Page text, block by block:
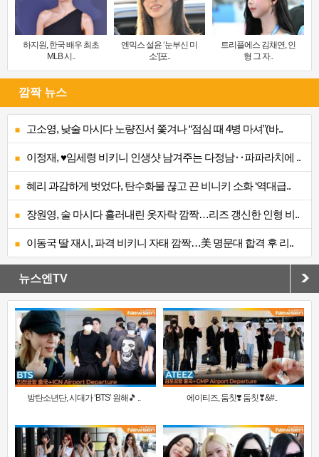
하지원, 한국 배우 최초
MLB 시..
엔믹스 설윤 ‘눈부신 미
소’[포..
트리플에스 김채연, 인
형 그 자..
깜짝 뉴스
고소영, 낮술 마시다 노량진서 쫓겨나 “점심 때 4병 마셔”(바..
이정재, ♥임세령 비키니 인생샷 남겨주는 다정남‥파파라치에 ..
혜리 과감하게 벗었다, 탄수화물 끊고 끈 비니키 소화 ‘역대급..
장원영, 술 마시다 흘러내린 옷자락 깜짝…리즈 갱신한 인형 비..
이동국 딸 재시, 파격 비키니 자태 깜짝…美 명문대 합격 후 리..
뉴스엔TV
방탄소년단, 시대가 ‘BTS’ 원해🎵 .. 에이티즈, 둠칫❣️ 둠칫❣&#..